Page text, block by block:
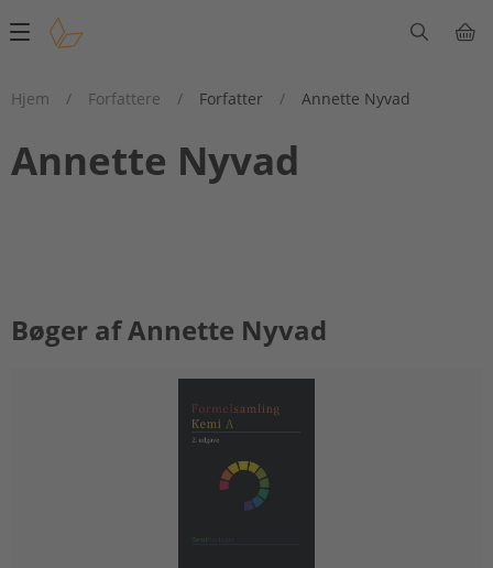
Main
Hjem
/ Forfattere / Forfatter / Annette Nyvad
Annette Nyvad
Bøger af Annette Nyvad